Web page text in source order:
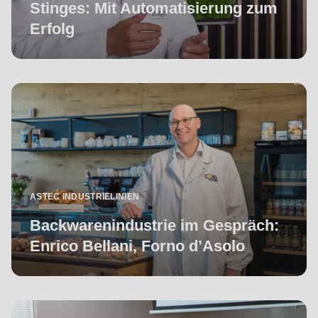
597
of
modules/custom/rondo_contact/src/ContactService.php
Deprecated
function
mb_substr():
Passing
null
to
parameter
#1
($string)
of
string
Stinges: Mit Automatisierung zum
Erfolg
ASTEC INDUSTRIELINIEN
Backwarenindustrie im Gespräch:
Enrico Bellani, Forno d’Asolo